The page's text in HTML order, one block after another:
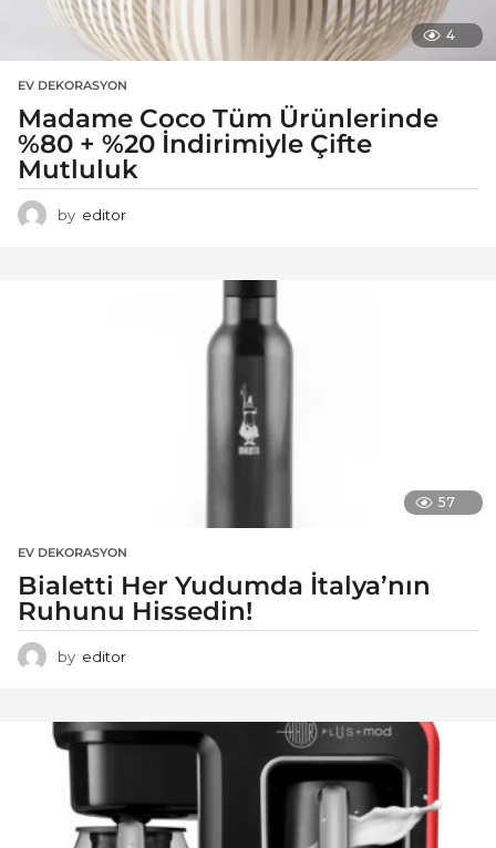
4
EV DEKORASYON
Madame Coco Tüm Ürünlerinde
%80 + %20 İndirimiyle Çifte
Mutluluk
by editor
57
EV DEKORASYON
Bialetti Her Yudumda İtalya’nın
Ruhunu Hissedin!
by editor